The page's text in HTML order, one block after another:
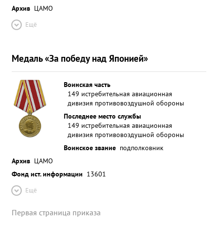
Архив ЦАМО
Ещё
Медаль «За победу над Японией»
Воинская часть
149 истребительная авиационная
дивизия противовоздушной обороны
Последнее место службы
149 истребительная авиационная
дивизия противовоздушной обороны
Воинское звание подполковник
Архив ЦАМО
Фонд ист. информации 13601
Ещё
Первая страница приказа